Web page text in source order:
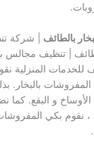
بالطائف | شركة
| تنظيف مجالس
المنزلية
بالبخار.
الأوساخ و البقع.
، نقوم بكي